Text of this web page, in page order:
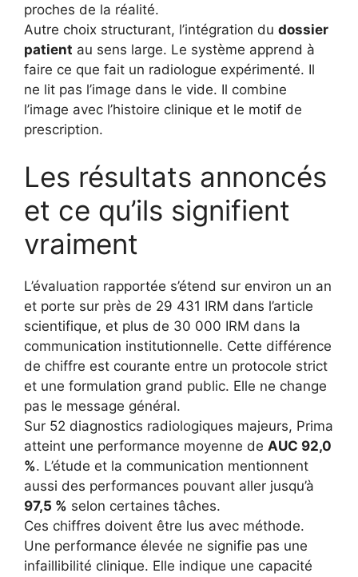
proches de la réalité.
Autre choix structurant, l’intégration du dossier
patient au sens large. Le système apprend à
faire ce que fait un radiologue expérimenté. Il
ne lit pas l’image dans le vide. Il combine
l’image avec l’histoire clinique et le motif de
prescription.
Les résultats annoncés
et ce qu’ils signifient
vraiment
L’évaluation rapportée s’étend sur environ un an
et porte sur près de 29 431 IRM dans l’article
scientifique, et plus de 30 000 IRM dans la
communication institutionnelle. Cette différence
de chiffre est courante entre un protocole strict
et une formulation grand public. Elle ne change
pas le message général.
Sur 52 diagnostics radiologiques majeurs, Prima
atteint une performance moyenne de AUC 92,0
%. L’étude et la communication mentionnent
aussi des performances pouvant aller jusqu’à
97,5 % selon certaines tâches.
Ces chiffres doivent être lus avec méthode.
Une performance élevée ne signifie pas une
infaillibilité clinique. Elle indique une capacité